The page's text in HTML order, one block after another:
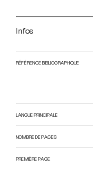
Infos
RÉFÉRENCE BIBLIOGRAPHIQUE
LANGUE PRINCIPALE
NOMBRE DE PAGES
PREMIÈRE PAGE